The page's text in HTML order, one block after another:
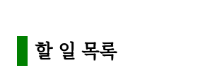
할 일 목록